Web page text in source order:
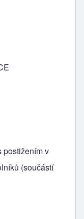
postižením v
(součástí